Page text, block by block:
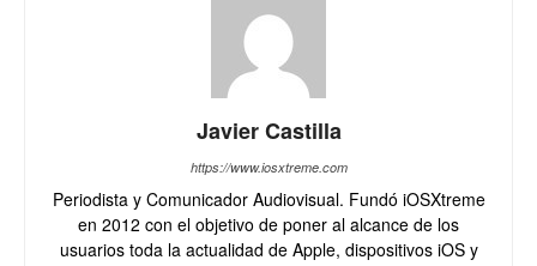
Javier Castilla
https://www.iosxtreme.com
Periodista y Comunicador Audiovisual. Fundó iOSXtreme
en 2012 con el objetivo de poner al alcance de los
usuarios toda la actualidad de Apple, dispositivos iOS y